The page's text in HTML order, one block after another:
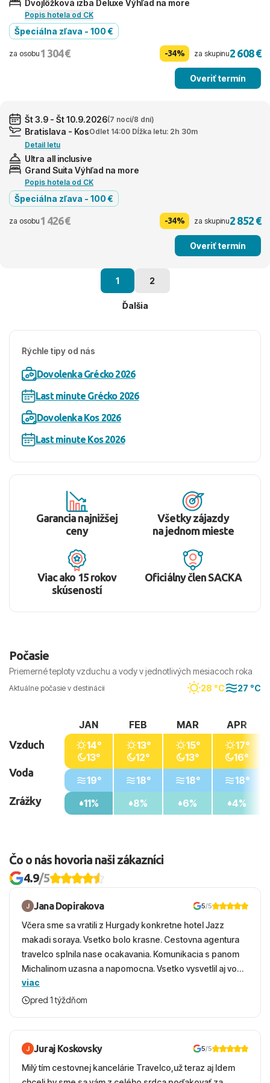
Dvojlôžková izba Deluxe Výhľad na more
Popis hotela od CK
Špeciálna zľava - 100 €
za osobu 1 304 € -34% za skupinu2 608 €
Overiť termín
Št 3.9 - Št 10.9.2026(7 nocí/8 dní)
Bratislava - KosOdlet 14:00 Dĺžka letu: 2h 30m
Detail letu
Ultra all inclusive
Grand Suita Výhľad na more
Popis hotela od CK
Špeciálna zľava - 100 €
za osobu 1 426 € -34% za skupinu2 852 €
Overiť termín
1 2
Ďalšia
Rýchle tipy od nás
Dovolenka Grécko 2026
Last minute Grécko 2026
Dovolenka Kos 2026
Last minute Kos 2026
Garancia najnižšej
ceny
Všetky zájazdy
na jednom mieste
Viac ako 15 rokov
skúseností
Oficiálny člen SACKA
Počasie
Priemerné teploty vzduchu a vody v jednotlivých mesiacoch roka
Aktuálne počasie v destinácii 28 °C 27 °C
Vzduch
Voda
Zrážky
JAN
14°
13°
19°
11%
FEB
13°
12°
18°
8%
MAR
15°
13°
18°
6%
APR
17°
16°
18°
4%
Čo o nás hovoria naši zákazníci
4.9/5
Jana Dopirakova 5/5
Včera sme sa vratili z Hurgady konkretne hotel Jazz
makadi soraya. Vsetko bolo krasne. Cestovna agentura
travelco splnila nase ocakavania. Komunikacia s panom
Michalinom uzasna a napomocna. Vsetko vysvetlil aj vo
vecernych hodinach zaco sa ospravedlnujem. Hotel
krasny, cisty. Sluzby top. Strava, prostredie, more,
viac
pred 1 týždňom
Juraj Koskovsky 5/5
Milý tím cestovnej kancelárie Travelco,už teraz aj Idem